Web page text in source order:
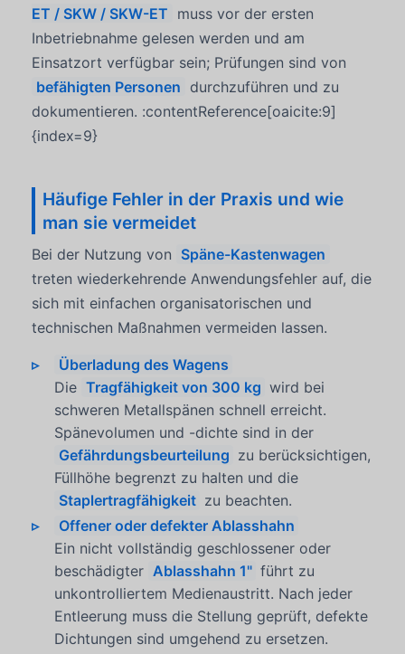
ET / SKW / SKW-ET muss vor der ersten
Inbetriebnahme gelesen werden und am
Einsatzort verfügbar sein; Prüfungen sind von
befähigten Personen durchzuführen und zu
dokumentieren. :contentReference[oaicite:9]
{index=9}
Häufige Fehler in der Praxis und wie
man sie vermeidet
Bei der Nutzung von Späne-Kastenwagen
treten wiederkehrende Anwendungsfehler auf, die
sich mit einfachen organisatorischen und
technischen Maßnahmen vermeiden lassen.
Überladung des Wagens
Die Tragfähigkeit von 300 kg wird bei
schweren Metallspänen schnell erreicht.
Spänevolumen und -dichte sind in der
Gefährdungsbeurteilung zu berücksichtigen,
Füllhöhe begrenzt zu halten und die
Staplertragfähigkeit zu beachten.
Offener oder defekter Ablasshahn
Ein nicht vollständig geschlossener oder
beschädigter Ablasshahn 1" führt zu
unkontrolliertem Medienaustritt. Nach jeder
Entleerung muss die Stellung geprüft, defekte
Dichtungen sind umgehend zu ersetzen.